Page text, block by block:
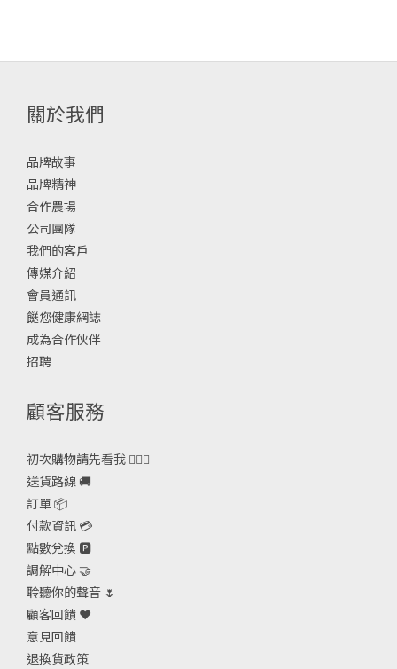
關於我們
品牌故事
品牌精神
合作農場
公司團隊
我們的客戶
傳媒介紹
會員通訊
餸您健康網誌
成為合作伙伴
招聘
顧客服務
初次購物請先看我 🙋🏻‍♀️
送貨路線 🚚
訂單 📦
付款資訊 💳
點數兌換 🅿️
調解中心 🤝
聆聽你的聲音 🌷
顧客回饋 ❤️
意見回饋
退換貨政策